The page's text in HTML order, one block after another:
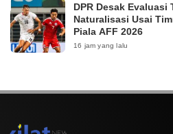
DPR Desak Evaluasi
Naturalisasi Usai
Piala AFF 2026
16 jam yang lalu